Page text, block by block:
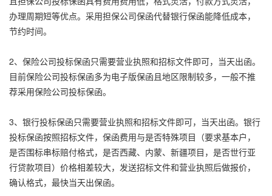
办理周期短等优点。采用担保公司保函代替银行保函能降低成本，
节约时间。
2、保险公司投标保函只需要营业执照和招标文件即可，当天出函。
目前保险公司投标保函多为电子版保函且地区限制较多，一般不推
荐采用保险公司投标保函。
3、银行投标保函只需要营业执照和招标文件即可，当天出函。银行
投标保函按照招标文件，保函费用与是否特殊项目（要求基本户，
是否围标串标赔付格式，是否西藏、内蒙、新疆项目，是否世行亚
行贷款项目）价格相差较大，发送招标文件和营业执照后做报价，
确认格式，最快当天出保函。